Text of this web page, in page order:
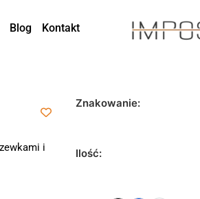
Blog Kontakt
i
Znakowanie:
Ilość: